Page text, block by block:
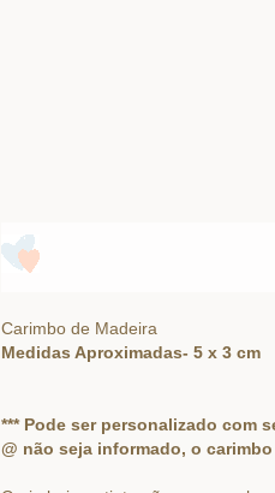
Carimbo de Madeira
Medidas Aproximadas- 5 x 3 cm
*** Pode ser personalizado com
@ não seja informado, o